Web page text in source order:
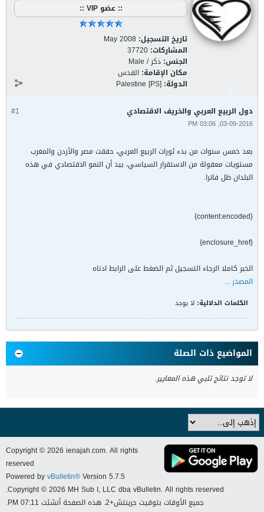
:: عضو VIP ::
تاريخ التسجيل: May 2008
المشاركات: 37720
الجنس: ذكر / Male
مكان الإقامة: القدس
الدولة: Palestine [PS]
#1 دول الربيع العربي والخريف الاقتصادي
03-09-2016, 03:06 PM
بعد خمس سنوات من بدء ثورات الربيع العربي، حققت مصر والأردن والمغرب
مستويات معقولة من الاستقرار السياسي، بيد أن النمو الاقتصادي في هذه
البلدان ظل فاترا.
{content:encoded}
{enclosure_href}
الخبر كاملا الرجاء التسجيل ثم الضغط على الرابط ادناه
المصدر ...
الكلمات الدلالية: لا يوجد
المواضيع ذات الصلة
لا توجد نتائج تلبي هذه المعايير.
Copyright © 2026 ienajah.com. All rights
reserved
Powered byvBulletin®Version 5.7.5
Copyright © 2026 MH Sub I, LLC dba vBulletin. All rights reserved.
جميع الأوقات بتوقيت جرينتش+2. هذه الصفحة أنشئت 07:11 PM.